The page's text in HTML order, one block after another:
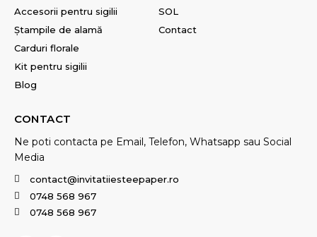
Accesorii pentru sigilii
Ștampile de alamă
Carduri florale
Kit pentru sigilii
Blog
SOL
Contact
CONTACT
Ne poti contacta pe Email, Telefon, Whatsapp sau Social
Media
contact@invitatiiesteepaper.ro
0748 568 967
0748 568 967